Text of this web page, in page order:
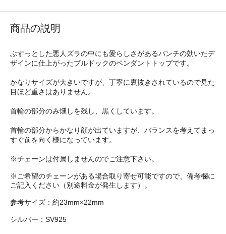
商品の説明
ぶすっとした悪人ズラの中にも愛らしさがあるパンチの効いたデ
ザインに仕上がったブルドックのペンダントトップです。
かなりサイズが大きいですが、丁寧に裏抜きされているので見た
目ほど重さはありません。
首輪の部分のみ燻しを残し、黒くしています。
首輪の部分からかなり顔が出ていますが、バランスを考えてまっ
すぐ前を向く様になっています。
※チェーンは付属しませんのでご注意下さい。
※ご希望のチェーンがある場合取り寄せ可能ですので、備考欄に
ご記入ください（別途料金が発生します）。
参考サイズ：約23mm×22mm
シルバー：SV925